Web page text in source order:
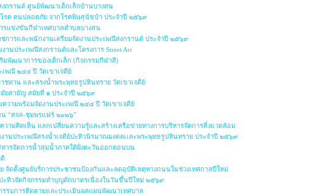
งกรานต์ ศูนย์พัฒนาเด็กเล็กบ้านบางสน
โรค คนปลอดภัย จากโรคพิษสุนัขบ้า ประจำปี ๒๕๖๙
รแข่งขันกีฬาเทศบาลตำบลบางสน
การและพนักงานเตรียมจัดงานประเพณีสงกรานต์ ประจำปี ๒๕๖๙
านประเพณีสงกรานต์และโครงการ Street Art
มพัฒนาการของเด็กเล็ก (กิจกรรมกีฬาสี)
พณี ๒๔๔ ปี วัดเขาเจดีย์
ทาน และสรงน้ำพระพุทธรูปหินทราย วัดเขาเจดีย์
ยสามัญ สมัยที่ ๑ ประจำปี ๒๕๖๙
วามพร้อมจัดงานประเพณี ๒๔๔ ปี วัดเขาเจดีย์
“สจล-ชุมพรแฟร์ ๒๐๒๖”
ามคิดเห็น แลกเปลี่ยนความรู้และสร้างเครือข่ายทางการบริหารจัดการสิ่งแวดล้อม
านประเพณีสรงน้ำเจดีย์ปะทิวนิรมาณมงคลเเละพระพุทธรูปหินทราย ประจำปี ๒๕๖๙
ารจัดการน้ำลุ่มน้ำภาคใต้ฝั่งตะวันออกตอนบน
จัดตั้งศูนย์บริการประชาชนป้องกันและลดอุบัติเหตุทางถนนในช่วงเทศกาลปีใหม่
ะทิวจัดกิจกรรมทำบุญตักบาตรเนื่องในวันขึ้นปีใหม่ ๒๕๖๙
รมการติดตามและประเมินผลแผนพัฒนาเทศบาล